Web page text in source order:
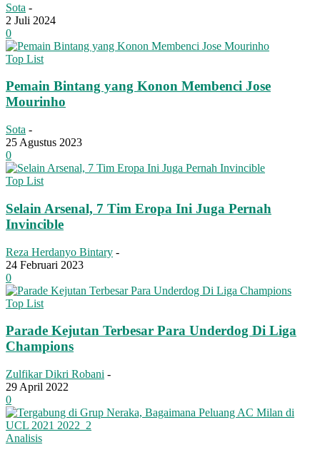
Sota -
2 Juli 2024
0
Top List
Pemain Bintang yang Konon Membenci Jose
Mourinho
Sota -
25 Agustus 2023
0
Top List
Selain Arsenal, 7 Tim Eropa Ini Juga Pernah
Invincible
Reza Herdanyo Bintary -
24 Februari 2023
0
Top List
Parade Kejutan Terbesar Para Underdog Di Liga
Champions
Zulfikar Dikri Robani -
29 April 2022
0
Analisis